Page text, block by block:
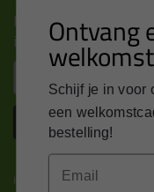
Nieuws, tips en
inbox
Kitcentrum is trots op:
Ontvang
Schijf je in voor
een
bestelling!
Email